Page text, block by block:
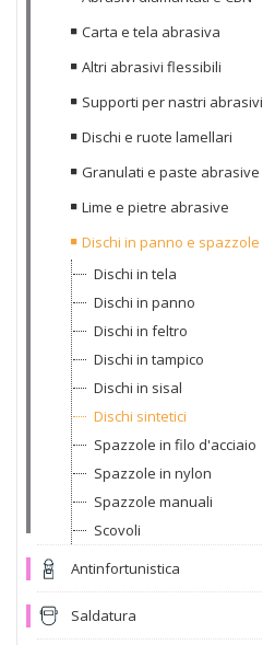
Carta e tela abrasiva
Altri abrasivi flessibili
Supporti per nastri abrasivi
Dischi e ruote lamellari
Granulati e paste abrasive
Lime e pietre abrasive
Dischi in panno e spazzole
Dischi in tela
Dischi in panno
Dischi in feltro
Dischi in tampico
Dischi in sisal
Dischi sintetici
Spazzole in filo d'acciaio
Spazzole in nylon
Spazzole manuali
Scovoli
Antinfortunistica
Saldatura